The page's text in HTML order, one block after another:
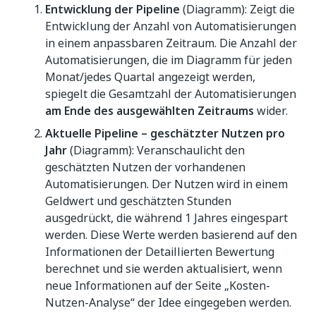
Entwicklung der Pipeline (Diagramm): Zeigt die
Entwicklung der Anzahl von Automatisierungen
in einem anpassbaren Zeitraum. Die Anzahl der
Automatisierungen, die im Diagramm für jeden
Monat/jedes Quartal angezeigt werden,
spiegelt die Gesamtzahl der Automatisierungen
am Ende des ausgewählten Zeitraums wider.
Aktuelle Pipeline – geschätzter Nutzen pro
Jahr(Diagramm): Veranschaulicht den
geschätzten Nutzen der vorhandenen
Automatisierungen. Der Nutzen wird in einem
Geldwert und geschätzten Stunden
ausgedrückt, die während 1 Jahres eingespart
werden. Diese Werte werden basierend auf den
Informationen der Detaillierten Bewertung
berechnet und sie werden aktualisiert, wenn
neue Informationen auf der Seite „Kosten-
Nutzen-Analyse“ der Idee eingegeben werden.